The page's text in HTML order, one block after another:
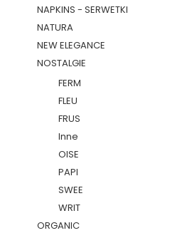
NAPKINS - SERWETKI
NATURA
NEW ELEGANCE
NOSTALGIE
FERM
FLEU
FRUS
Inne
OISE
PAPI
SWEE
WRIT
ORGANIC